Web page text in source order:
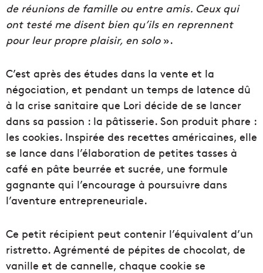
de réunions de famille ou entre amis. Ceux qui
ont testé me disent bien qu’ils en reprennent
pour leur propre plaisir, en solo».
C’est après des études dans la vente et la
négociation, et pendant un temps de latence dû
à la crise sanitaire que Lori décide de se lancer
dans sa passion : la pâtisserie. Son produit phare :
les cookies. Inspirée des recettes américaines, elle
se lance dans l’élaboration de petites tasses à
café en pâte beurrée et sucrée, une formule
gagnante qui l’encourage à poursuivre dans
l’aventure entrepreneuriale.
Ce petit récipient peut contenir l’équivalent d’un
ristretto. Agrémenté de pépites de chocolat, de
vanille et de cannelle, chaque cookie se